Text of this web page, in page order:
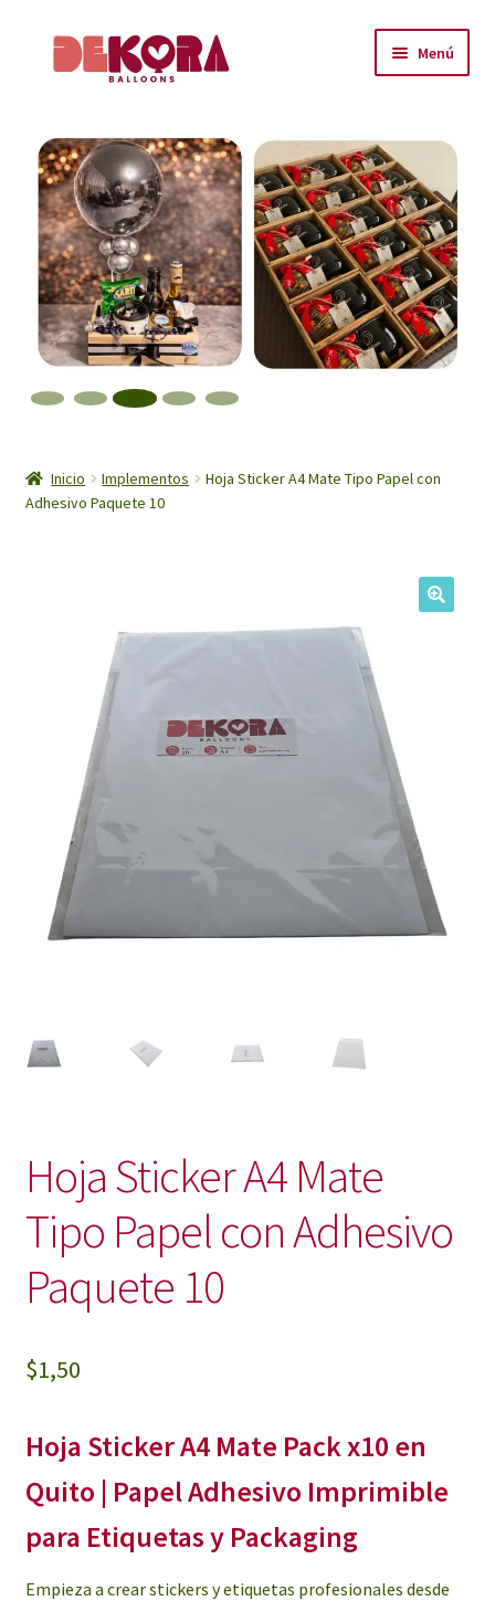
Menú
About
Carrito
Checkout
Contáctanos
Encuéntranos
Inicio Implementos
Hoja Sticker A4 Mate Tipo Papel con
Adhesivo Paquete 10
Hoja Sticker A4 Mate
Tipo Papel con Adhesivo
Paquete 10
$1,50
Hoja Sticker A4 Mate Pack x10 en
Quito | Papel Adhesivo Imprimible
para Etiquetas y Packaging
Empieza a crear stickers y etiquetas profesionales desde